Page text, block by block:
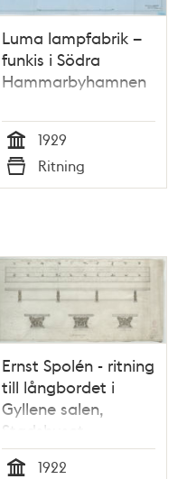
Luma lampfabrik –
funkis i Södra
Hammarbyhamnen
Tid
1929
Typ
Ritning
Ernst Spolén - ritning
till långbordet i
Gyllene salen,
Stadshuset
1922